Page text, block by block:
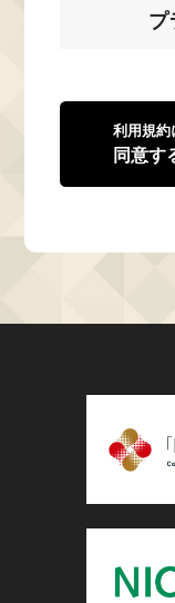
プ
利用規約
同意す